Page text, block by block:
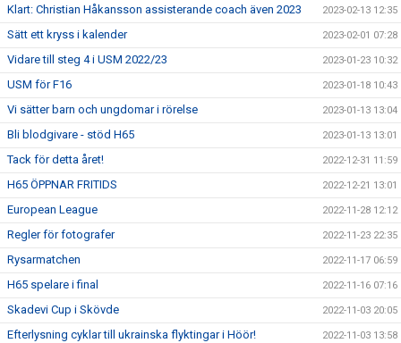
Klart: Christian Håkansson assisterande coach även 2023 2023-02-13 12:35
Sätt ett kryss i kalender 2023-02-01 07:28
Vidare till steg 4 i USM 2022/23 2023-01-23 10:32
USM för F16 2023-01-18 10:43
Vi sätter barn och ungdomar i rörelse 2023-01-13 13:04
Bli blodgivare - stöd H65 2023-01-13 13:01
Tack för detta året! 2022-12-31 11:59
H65 ÖPPNAR FRITIDS 2022-12-21 13:01
European League 2022-11-28 12:12
Regler för fotografer 2022-11-23 22:35
Rysarmatchen 2022-11-17 06:59
H65 spelare i final 2022-11-16 07:16
Skadevi Cup i Skövde 2022-11-03 20:05
Efterlysning cyklar till ukrainska flyktingar i Höör! 2022-11-03 13:58